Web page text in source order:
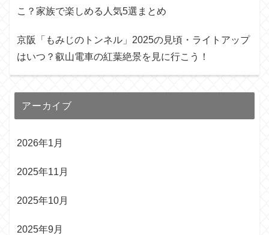
こ？家族で楽しめる人気5選まとめ
京阪「もみじのトンネル」2025の見頃・ライトアップ
はいつ？叡山電車の紅葉絶景を見に行こう！
アーカイブ
2026年1月
2025年11月
2025年10月
2025年9月